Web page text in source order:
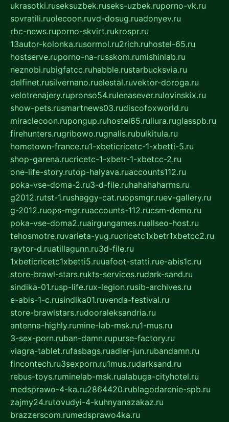
ukrasotki.ruseksuzbek.ruseks-uzbek.ruporno-vk.ru
sovratili.ruolecoon.ruvd-dosug.ruadonyev.ru
rbc-news.ruporno-skvirt.rukrospr.ru
13autor-kolonka.rusormol.ru2rich.ruhostel-65.ru
hostserve.ruporno-na-russkom.rumishinlab.ru
neznobi.rubigfatcc.ruhabble.rustarbucksvia.ru
delfinet.rusilvernano.ruelestal.ruvektor-doroga.ru
velotrenajery.rupronso54.rulenasever.rulovinskix.ru
show-pets.rusmartnews03.rudiscofoxworld.ru
miraclecoon.rupongup.ruhostel65.ruliura.ruglasspb.ru
firehunters.rugribowo.rugnalis.rubulkitula.ru
hometown-france.ru1-xbeticricetc-1-xbetti-5.ru
shop-garena.rucricetc-1-xbetr-1-xbetcc-2.ru
one-life-story.rutop-halyava.ruaccounts112.ru
poka-vse-doma-2.ru3-d-file.ruhahahaharms.ru
g2012.rutst-1.rushaggy-cat.ruopsmgr.ruev-gallery.ru
g-2012.ruops-mgr.ruaccounts-112.rucsm-demo.ru
poka-vse-doma2.ruairgungames.ruallseo-host.ru
tehosmotre.ruvarieta-yug.rucricetc1xbetr1xbetcc2.ru
raytor-d.ruatillagunn.ru3d-file.ru
1xbeticricetc1xbetti5.ruuafoot-statti.rue-abis1c.ru
store-brawl-stars.rukts-services.rudark-sand.ru
sindika-01.rusp-life.rux-legion.rusib-archives.ru
e-abis-1-c.rusindika01.ruvenda-festival.ru
store-brawlstars.rudooraleksandria.ru
antenna-highly.rumine-lab-msk.ru1-mus.ru
3-sex-porn.ruban-damn.rupurse-factory.ru
viagra-tablet.rufasbags.ruadler-jun.rubandamn.ru
fincontech.ru3sexporn.ru1mus.rudarksand.ru
rebus-toys.ruminelab-msk.rualabuga-cityhotel.ru
medsprawo-4-ka.ru2864420.rublagodarenie-spb.ru
zajmy24.rutovudyi-4-kuhnyanazakaz.ru
brazzerscom.rumedsprawo4ka.ru